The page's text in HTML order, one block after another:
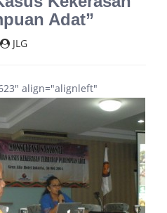
Adat”
JLG
align="alignleft"